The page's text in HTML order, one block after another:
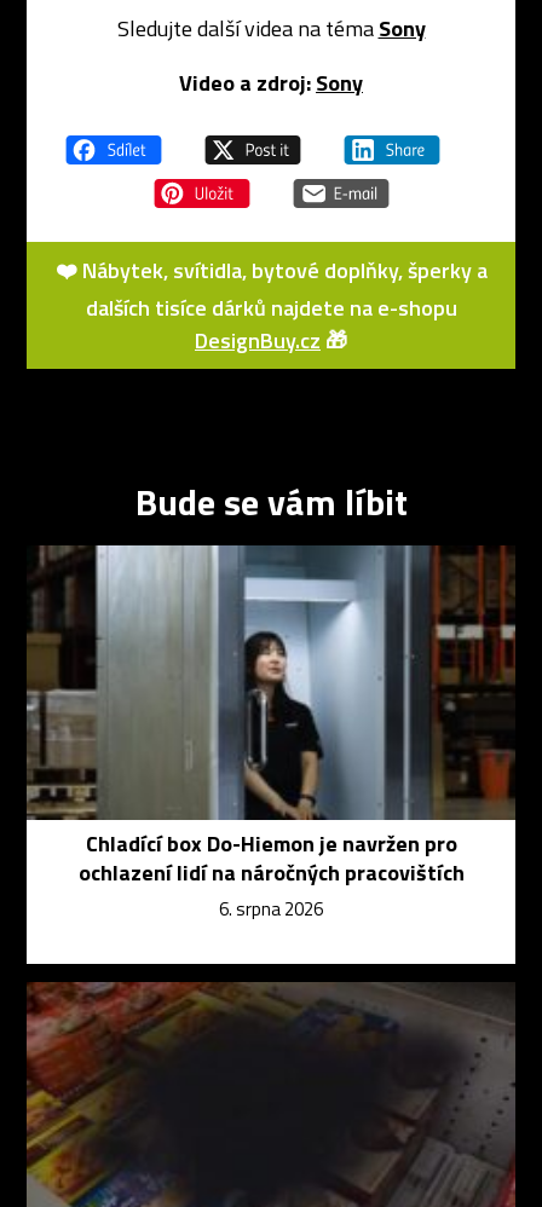
Sledujte další videa na témaSony
Video a zdroj:Sony
❤️ Nábytek, svítidla, bytové doplňky, šperky a
dalších tisíce dárků najdete na e-shopu
DesignBuy.cz 🎁
Bude se vám líbit
Chladící box Do-Hiemon je navržen pro
ochlazení lidí na náročných pracovištích
6. srpna 2026